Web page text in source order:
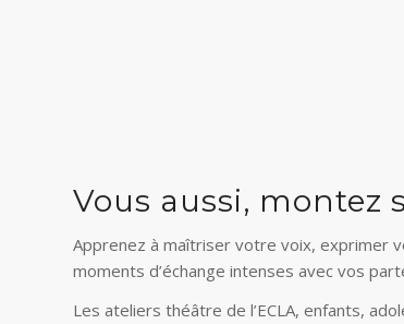
Vous aussi, montez
Apprenez à maîtriser votre voix, exprimer
moments d’échange intenses avec vos
Les ateliers théâtre de l’ECLA, enfants,